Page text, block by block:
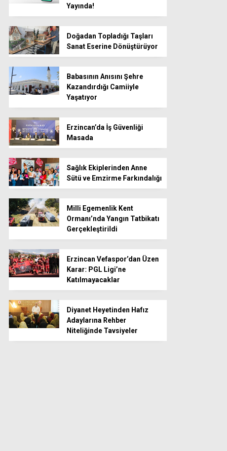
Yayında!
Doğadan Topladığı Taşları
Sanat Eserine Dönüştürüyor
Babasının Anısını Şehre
Kazandırdığı Camiiyle
Yaşatıyor
Erzincan’da İş Güvenliği
Masada
Sağlık Ekiplerinden Anne
Sütü ve Emzirme Farkındalığı
Milli Egemenlik Kent
Ormanı’nda Yangın Tatbikatı
Gerçekleştirildi
Erzincan Vefaspor’dan Üzen
Karar: PGL Ligi’ne
Katılmayacaklar
Diyanet Heyetinden Hafız
Adaylarına Rehber
Niteliğinde Tavsiyeler